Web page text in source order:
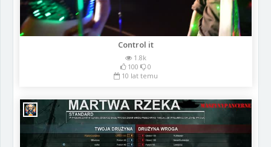
Control it
1.8k
100
0
10 lat temu